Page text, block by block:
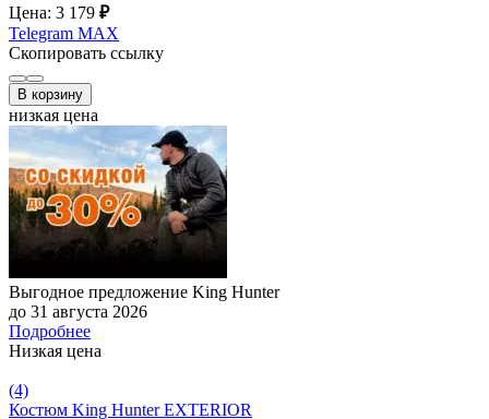
Цена: 3 179 ₽
Telegram MAX
Скопировать ссылку
В корзину
низкая цена
Выгодное предложение King Hunter
до 31 августа 2026
Подробнее
Низкая цена
(4)
Костюм King Hunter EXTERIOR